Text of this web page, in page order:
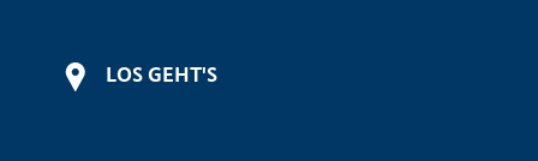
LOS GEHT'S